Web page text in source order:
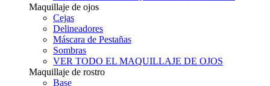
Maquillaje de ojos
Cejas
Delineadores
Máscara de Pestañas
Sombras
VER TODO EL MAQUILLAJE DE OJOS
Maquillaje de rostro
Base